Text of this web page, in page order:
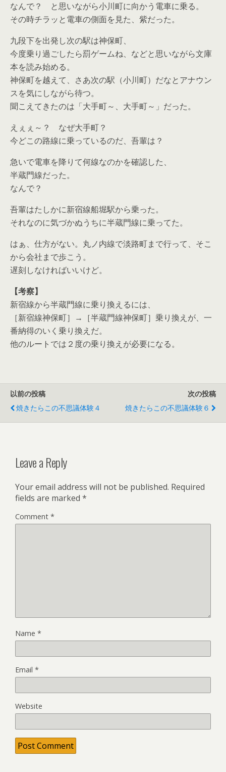
なんで？ と思いながら小川町に向かう電車に乗る。
その時チラッと電車の側面を見た、紫だった。
九段下を出発し次の駅は神保町、
今度乗り過ごしたら罰ゲームね、などと思いながら文庫
本を読み始める。
神保町を越えて、さあ次の駅（小川町）だなとアナウン
スを気にしながら待つ。
聞こえてきたのは「大手町～、大手町～」だった。
えぇぇ～？ なぜ大手町？
今どこの路線に乗っているのだ、吾輩は？
急いで電車を降りて何線なのかを確認した、
半蔵門線だった。
なんで？
吾輩はたしかに新宿線船堀駅から乗った。
それなのに気づかぬうちに半蔵門線に乗ってた。
はぁ、仕方がない。丸ノ内線で淡路町まで行って、そこ
から会社まで歩こう。
遅刻しなければいいけど。
【考察】
新宿線から半蔵門線に乗り換えるには、
［新宿線神保町］→［半蔵門線神保町］乗り換えが、一
番納得のいく乗り換えだ。
他のルートでは２度の乗り換えが必要になる。
以前の投稿
焼きたらこの不思議体験４
次の投稿
焼きたらこの不思議体験６
Leave a Reply
Your email address will not be published. Required
fields are marked *
Comment *
Name *
Email *
Website